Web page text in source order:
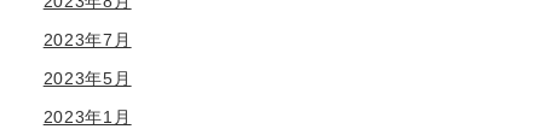
2023年7月
2023年5月
2023年1月